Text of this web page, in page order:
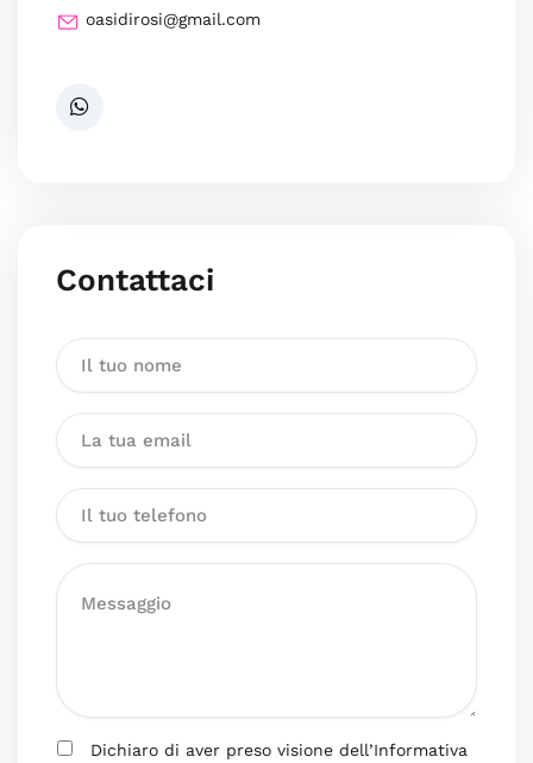
oasidirosi@gmail.com
Contattaci
Dichiaro di aver preso visione dell’Informativa